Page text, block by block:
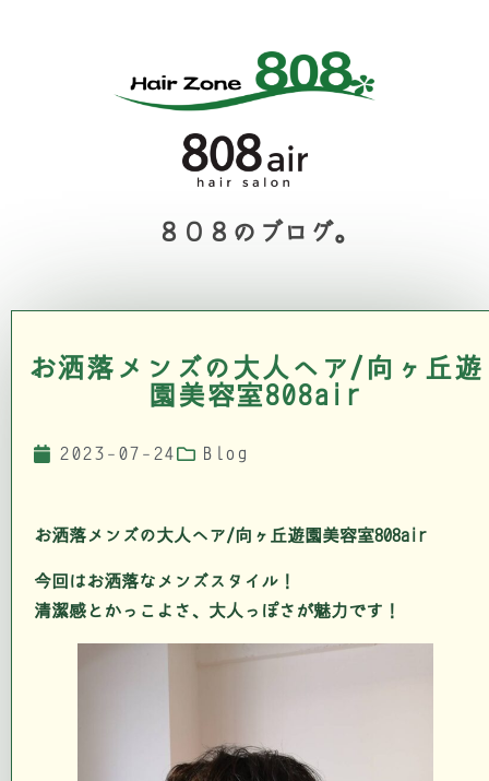
８０８のブログ。
お洒落メンズの大人ヘア/向ヶ丘遊
園美容室808air
2023-07-24 Blog
お洒落メンズの大人ヘア/向ヶ丘遊園美容室808air
今回はお洒落なメンズスタイル！
清潔感とかっこよさ、大人っぽさが魅力です！